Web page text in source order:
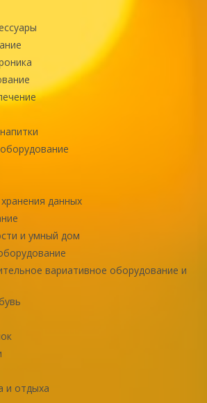
данных
и умный дом
вариативное оборудование и
и отдыха